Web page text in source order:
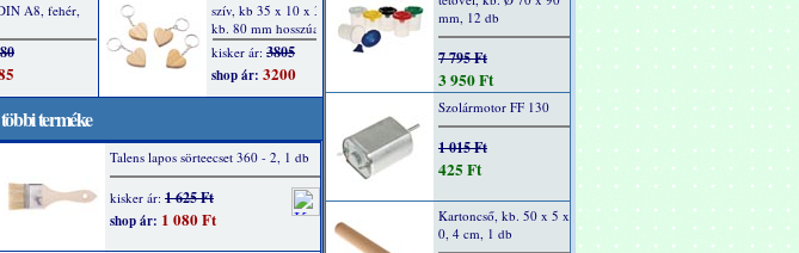
terméke
Talens lapos sörteecset 360 - 2, 1 db
kisker ár: 1 625 Ft
shop ár: 1 080 Ft
mm, 12 db
7 795 Ft
3 950 Ft
Szolármotor FF 130
1 015 Ft
425 Ft
Kartoncső, kb. 50 x 5 x
0, 4 cm, 1 db